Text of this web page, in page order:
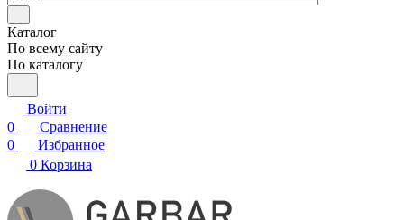
Каталог
По всему сайту
По каталогу
Войти
0
Сравнение
0
Избранное
0 Корзина